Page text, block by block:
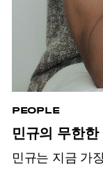
PEOPLE
민규의 무한한
민규는 지금 가